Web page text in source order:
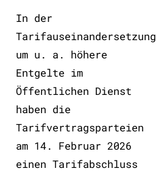
In der
Tarifauseinandersetzung
um u. a. höhere
Entgelte im
Öffentlichen Dienst
haben die
Tarifvertragsparteien
am 14. Februar 2026
einen Tarifabschluss